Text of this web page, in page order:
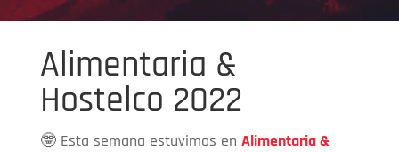
Alimentaria &
Hostelco 2022
🤓 Esta semana estuvimos en Alimentaria &